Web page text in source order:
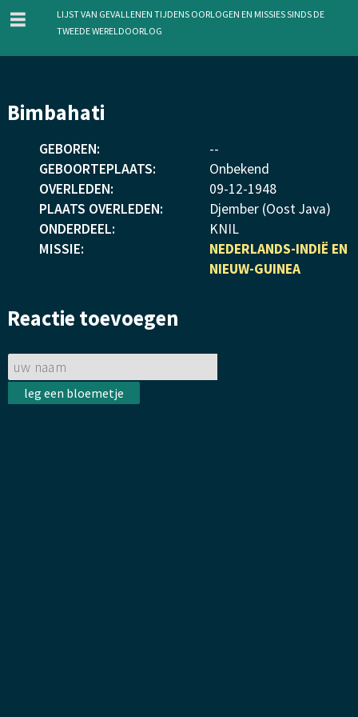
en
inhoud
menu
Lijst van gevallenen tijdens oorlogen en missies sinds de
Tweede Wereldoorlog
Bimbahati
GEBOREN:
--
GEBOORTEPLAATS:
Onbekend
OVERLEDEN:
09-12-1948
PLAATS OVERLEDEN:
Djember (Oost Java)
ONDERDEEL:
KNIL
MISSIE:
NEDERLANDS-INDIË EN
NIEUW-GUINEA
Reactie toevoegen